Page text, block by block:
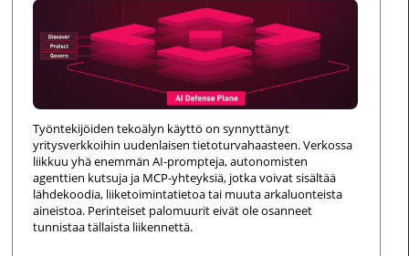
Työntekijöiden tekoälyn käyttö on synnyttänyt
yritysverkkoihin uudenlaisen tietoturvahaasteen. Verkossa
liikkuu yhä enemmän AI-prompteja, autonomisten
agenttien kutsuja ja MCP-yhteyksiä, jotka voivat sisältää
lähdekoodia, liiketoimintatietoa tai muuta arkaluonteista
aineistoa. Perinteiset palomuurit eivät ole osanneet
tunnistaa tällaista liikennettä.